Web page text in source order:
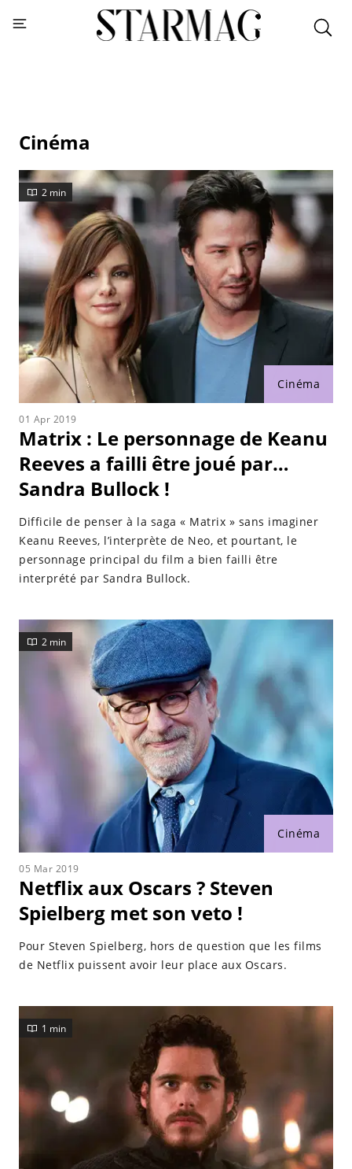
Cinéma
Cinéma
2 min
01 Apr 2019
Matrix : Le personnage de Keanu
Reeves a failli être joué par…
Sandra Bullock !
Difficile de penser à la saga « Matrix » sans imaginer
Keanu Reeves, l’interprète de Neo, et pourtant, le
personnage principal du film a bien failli être
interprété par Sandra Bullock.
Cinéma
2 min
05 Mar 2019
Netflix aux Oscars ? Steven
Spielberg met son veto !
Pour Steven Spielberg, hors de question que les films
de Netflix puissent avoir leur place aux Oscars.
1 min